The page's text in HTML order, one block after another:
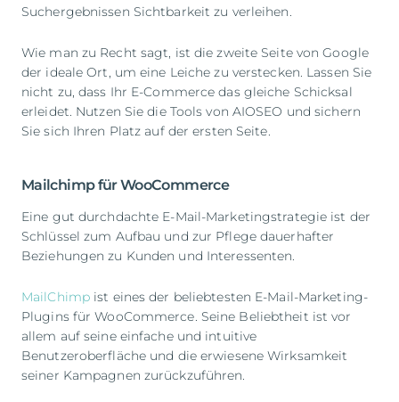
Suchergebnissen Sichtbarkeit zu verleihen.
Wie man zu Recht sagt, ist die zweite Seite von Google
der ideale Ort, um eine Leiche zu verstecken. Lassen Sie
nicht zu, dass Ihr E-Commerce das gleiche Schicksal
erleidet. Nutzen Sie die Tools von AIOSEO und sichern
Sie sich Ihren Platz auf der ersten Seite.
Mailchimp für WooCommerce
Eine gut durchdachte E-Mail-Marketingstrategie ist der
Schlüssel zum Aufbau und zur Pflege dauerhafter
Beziehungen zu Kunden und Interessenten.
MailChimp ist eines der beliebtesten E-Mail-Marketing-
Plugins für WooCommerce. Seine Beliebtheit ist vor
allem auf seine einfache und intuitive
Benutzeroberfläche und die erwiesene Wirksamkeit
seiner Kampagnen zurückzuführen.